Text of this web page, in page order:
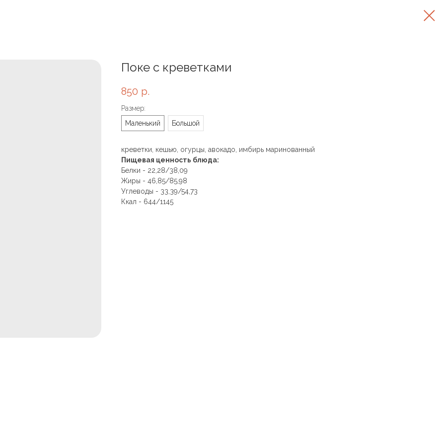
Поке с креветками
850 р.
Размер:
Маленький
Большой
креветки, кешью, огурцы, авокадо, имбирь маринованный
Пищевая ценность блюда:
Белки - 22,28/38,09
Жиры - 46,85/85,98
Углеводы - 33,39/54,73
Ккал - 644/1145